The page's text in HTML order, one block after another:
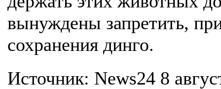
вынуждены запретить,
сохранения динго.
Источник: News24 8